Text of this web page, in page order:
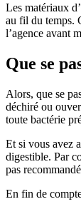
Les matériaux
au fil du temps.
l’agence avant
Que se
Alors, que se
déchiré ou
toute bactérie
Et si vous avez
digestible. Par
pas
En fin de